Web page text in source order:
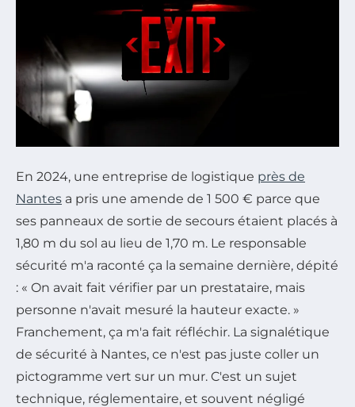
En 2024, une entreprise de logistique près de
Nantes a pris une amende de 1 500 € parce que
ses panneaux de sortie de secours étaient placés à
1,80 m du sol au lieu de 1,70 m. Le responsable
sécurité m'a raconté ça la semaine dernière, dépité
: « On avait fait vérifier par un prestataire, mais
personne n'avait mesuré la hauteur exacte. »
Franchement, ça m'a fait réfléchir. La signalétique
de sécurité à Nantes, ce n'est pas juste coller un
pictogramme vert sur un mur. C'est un sujet
technique, réglementaire, et souvent négligé